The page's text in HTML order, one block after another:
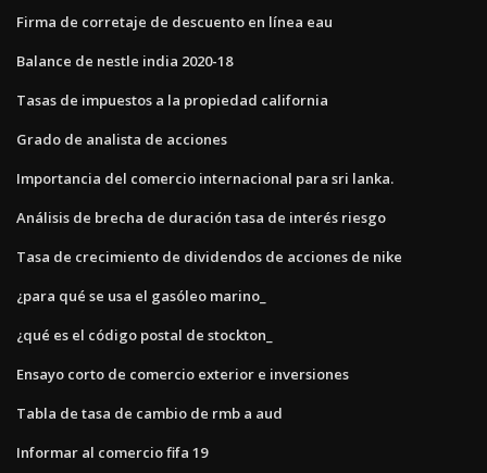
Firma de corretaje de descuento en línea eau
Balance de nestle india 2020-18
Tasas de impuestos a la propiedad california
Grado de analista de acciones
Importancia del comercio internacional para sri lanka.
Análisis de brecha de duración tasa de interés riesgo
Tasa de crecimiento de dividendos de acciones de nike
¿para qué se usa el gasóleo marino_
¿qué es el código postal de stockton_
Ensayo corto de comercio exterior e inversiones
Tabla de tasa de cambio de rmb a aud
Informar al comercio fifa 19